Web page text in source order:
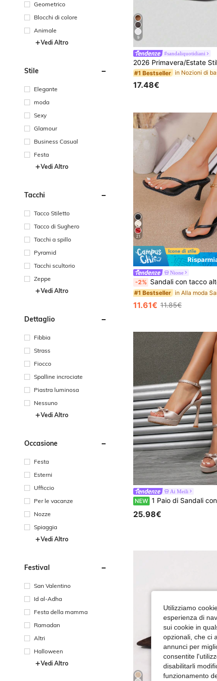
Geometrico
Blocchi di colore
Animale
Vedi Altro
Stile
Elegante
moda
Sexy
Glamour
Business Casual
Festa
Vedi Altro
Tacchi
Tacco Stiletto
Tacco di Sughero
Tacchi a spillo
Pyramid
Tacchi scultorio
Zeppe
Vedi Altro
Dettaglio
Fibbia
Strass
Fiocco
Spalline incrociate
Piastra luminosa
Nessuno
Vedi Altro
Occasione
Festa
Esterni
Ufficcio
Per le vacanze
Nozze
Spiaggia
Vedi Altro
Festival
San Valentino
Id al-Adha
Festa della mamma
Ramadan
Altri
Halloween
Vedi Altro
9
#sandaliquotidiani
#1 Bestseller
17.48€
21
Nione
-2% Sandali con tacco alto da donna, sandali estivi stile fata con tacco sottile e cinturino tra le dita, scarpe con cinturino incrociato
#1 Bestseller
11.61€ 11.85€
Ai Meili
NEW 1 Paio di Sandali con Tacco Alto da Donna con Fiocco, Eleganti Sandali con Cinturino Incrociato e Tacco a Spillo,
25.98€
Utilizziamo
esperienza di
sui cookie in
opzionali, che ci
annunci per
consentite
disabilitarli
funzionamento